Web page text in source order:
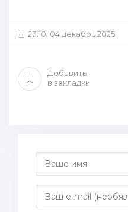
23:10, 04 декабрь 2025
Добавить
в закладки